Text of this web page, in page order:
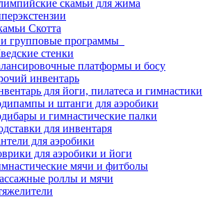
скамьи для жима
Скотта
групповые программы
стенки
платформы и босу
инвентарь
для йоги, пилатеса и гимнастики
и штанги для аэробики
и гимнастические палки
для инвентаря
для аэробики
для аэробики и йоги
мячи и фитболы
роллы и мячи